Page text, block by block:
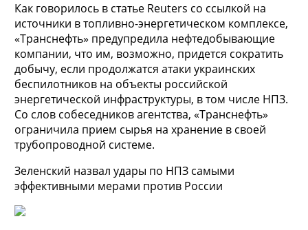
Как говорилось в статье Reuters со ссылкой на
источники в топливно-энергетическом комплексе,
«Транснефть» предупредила нефтедобывающие
компании, что им, возможно, придется сократить
добычу, если продолжатся атаки украинских
беспилотников на объекты российской
энергетической инфраструктуры, в том числе НПЗ.
Со слов собеседников агентства, «Транснефть»
ограничила прием сырья на хранение в своей
трубопроводной системе.
Зеленский назвал удары по НПЗ самыми
эффективными мерами против России